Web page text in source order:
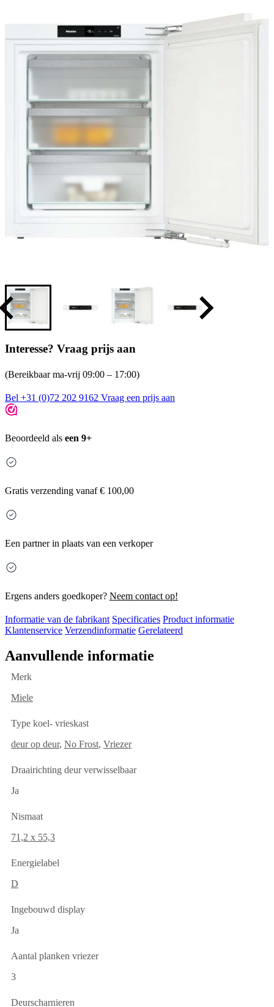
Interesse? Vraag prijs aan
(Bereikbaar ma-vrij 09:00 – 17:00)
Bel +31 (0)72 202 9162 Vraag een prijs aan
Beoordeeld als een 9+
Gratis verzending vanaf € 100,00
Een partner in plaats van een verkoper
Ergens anders goedkoper? Neem contact op!
Informatie van de fabrikant Specificaties Product informatie
Klantenservice Verzendinformatie Gerelateerd
Aanvullende informatie
Merk
Miele
Type koel- vrieskast
deur op deur, No Frost, Vriezer
Draairichting deur verwisselbaar
Ja
Nismaat
71,2 x 55,3
Energielabel
D
Ingebouwd display
Ja
Aantal planken vriezer
3
Deurscharnieren